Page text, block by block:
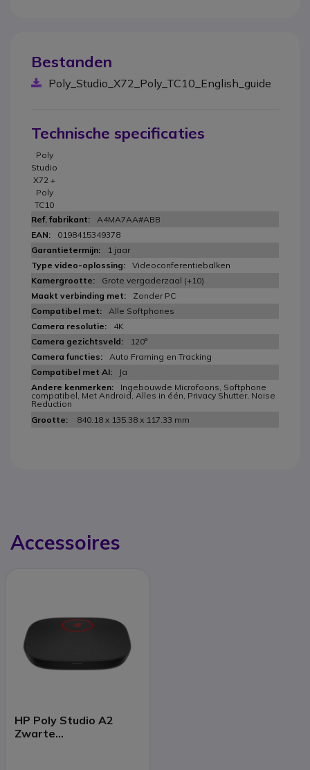
Bestanden
Poly_Studio_X72_Poly_TC10_English_guide
Technische specificaties
Poly
Studio
X72 +
Poly
TC10
A4MA7AA#ABB
0198415349378
1 jaar
Videoconferentiebalken
Grote vergaderzaal (+10)
Zonder PC
Alle Softphones
4K
120°
Auto Framing en Tracking
Ja
Ingebouwde Microfoons, Softphone
compatibel, Met Android, Alles in één, Privacy Shutter, Noise
Reduction
840.18 x 135.38 x 117.33 mm
Accessoires
HP Poly Studio A2
Zwarte